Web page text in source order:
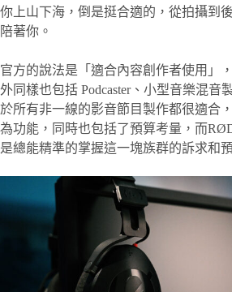
你上山下海，倒是挺合適的，從拍攝到
陪著你。
官方的說法是「適合內容創作者使用」
外同樣也包括 Podcaster、小型音樂混音
於所有非一線的影音節目製作都很適合
為功能，同時也包括了預算考量，而
是總能精準的掌握這一塊族群的訴求和